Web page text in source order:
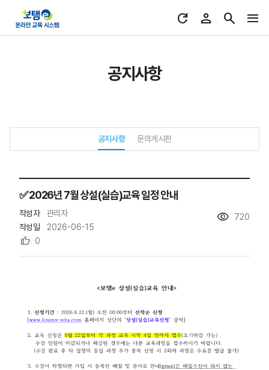
공지사항
공지사항 문의게시판
✅ 2026년 7월 상설(실습)교육 일정 안내
작성자
관리자
작성일
2026-06-15
thumb_up 0
visibility 720